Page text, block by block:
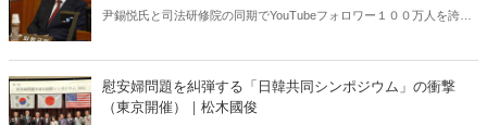
尹錫悦氏と司法研修院の同期でYouTubeフォロワー１００万人を誇る
慰安婦問題を糾弾する「日韓共同シンポジウム」の衝撃
（東京開催）｜松木國俊